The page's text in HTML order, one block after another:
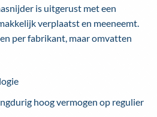
is uitgerust met een
verplaatst en meeneemt.
per fabrikant, maar omvatten
hoog vermogen op regulier